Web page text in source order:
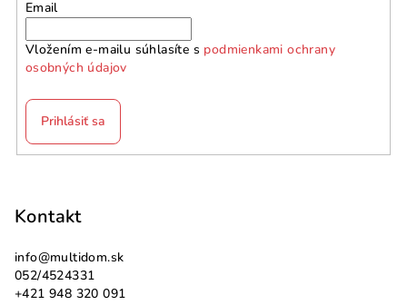
Email
Vložením e-mailu súhlasíte s podmienkami ochrany
osobných údajov
Prihlásiť sa
Kontakt
info@multidom.sk
052/4524331
+421 948 320 091